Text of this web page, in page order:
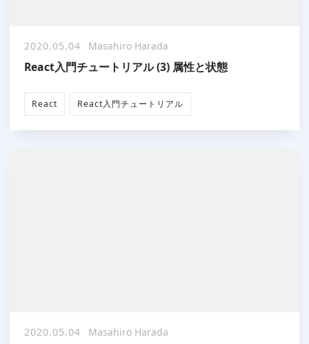
2020.05.04 Masahiro Harada
React入門チュートリアル (3) 属性と状態
React React入門チュートリアル
2020.05.04 Masahiro Harada